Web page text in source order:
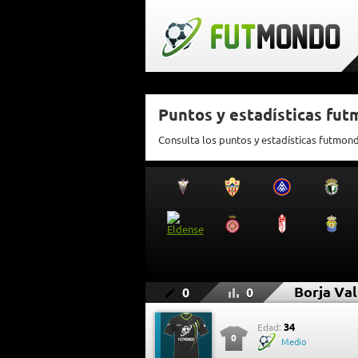
Puntos y estadísticas
Consulta los puntos y estadísticas
0 0 Borja
0
Edad: 34
Medio